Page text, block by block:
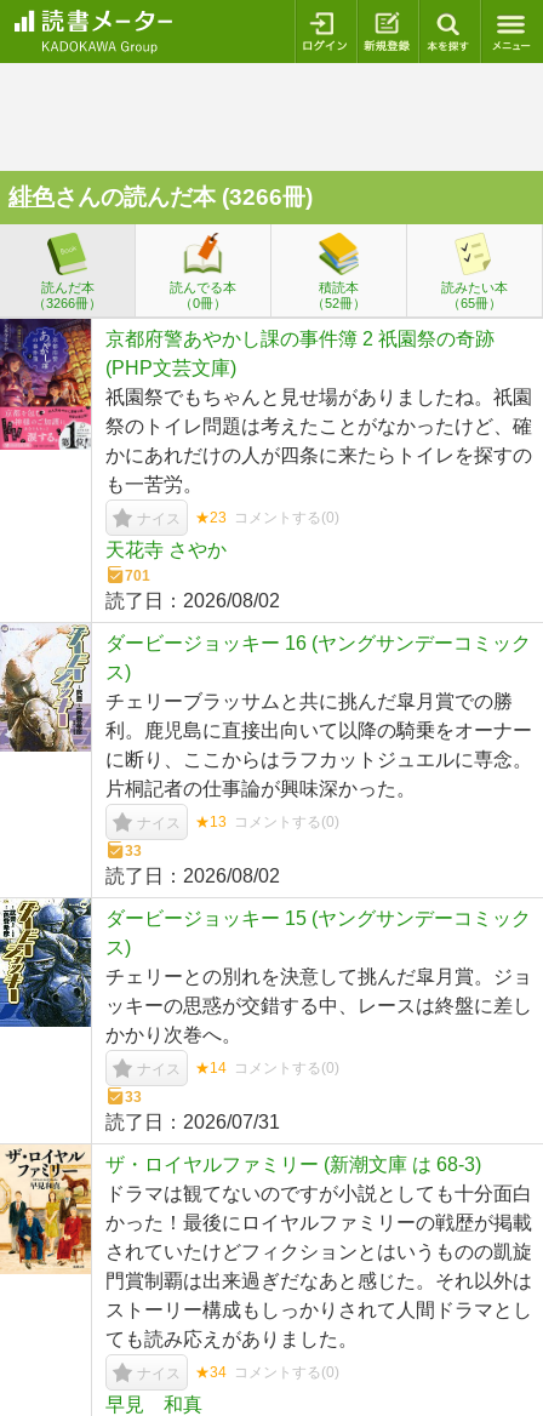
ログイン 新規登録
緋色さんの読んだ本 (3266冊)
読んだ本
（3266冊）
読んでる本
（0冊）
積読本
（52冊）
読みたい本
（65冊）
京都府警あやかし課の事件簿 2 祇園祭の奇跡
(PHP文芸文庫)
祇園祭でもちゃんと見せ場がありましたね。祇園
祭のトイレ問題は考えたことがなかったけど、確
かにあれだけの人が四条に来たらトイレを探すの
も一苦労。
ナイス ★23 コメントする(0)
天花寺 さやか
701
読了日： 2026/08/02
ダービージョッキー 16 (ヤングサンデーコミック
ス)
チェリーブラッサムと共に挑んだ皐月賞での勝
利。鹿児島に直接出向いて以降の騎乗をオーナー
に断り、ここからはラフカットジュエルに専念。
片桐記者の仕事論が興味深かった。
ナイス ★13 コメントする(0)
33
読了日： 2026/08/02
ダービージョッキー 15 (ヤングサンデーコミック
ス)
チェリーとの別れを決意して挑んだ皐月賞。ジョ
ッキーの思惑が交錯する中、レースは終盤に差し
かかり次巻へ。
ナイス ★14 コメントする(0)
33
読了日： 2026/07/31
ザ・ロイヤルファミリー (新潮文庫 は 68-3)
ドラマは観てないのですが小説としても十分面白
かった！最後にロイヤルファミリーの戦歴が掲載
されていたけどフィクションとはいうものの凱旋
門賞制覇は出来過ぎだなあと感じた。それ以外は
ストーリー構成もしっかりされて人間ドラマとし
ても読み応えがありました。
ナイス ★34 コメントする(0)
早見 和真